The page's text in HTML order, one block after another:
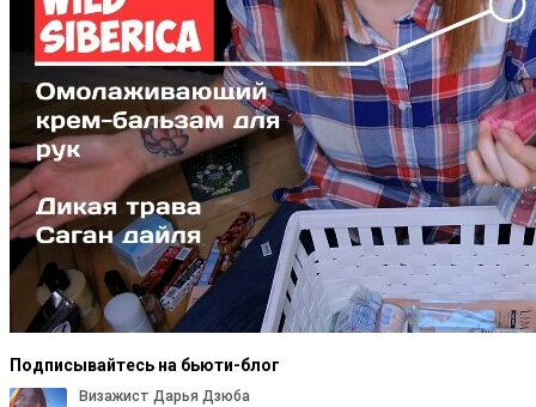
Подписывайтесь на бьюти-блог